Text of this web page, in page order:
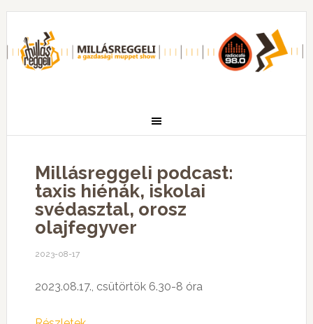
Millásreggeli podcast:
taxis hiénák, iskolai
svédasztal, orosz
olajfegyver
2023-08-17
2023.08.17., csütörtök 6.30-8 óra